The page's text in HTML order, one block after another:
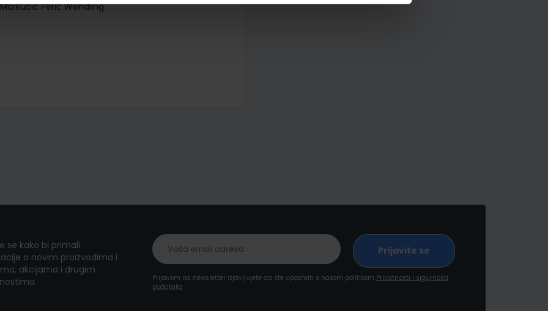
Perić Wendling
se kako bi primali
o novim proizvodima i
akcijama i drugim
Prijavom na newsletter izjavljujete da ste upoznati s našom politikom Privatnosti i sigurnosti
podataka